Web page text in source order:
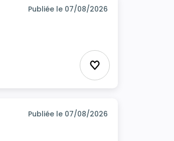
Publiée le 07/08/2026
Ajouter aux
Publiée le 07/08/2026